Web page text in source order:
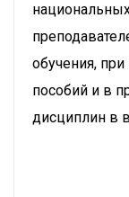
обучения,
пособий и в
дисциплин в